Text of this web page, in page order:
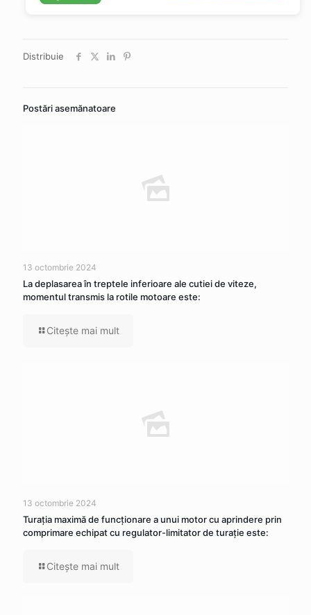
Distribuie
Postări asemănatoare
13 octombrie 2024
La deplasarea în treptele inferioare ale cutiei de viteze,
momentul transmis la rotile motoare este:
Citeşte mai mult
13 octombrie 2024
Turația maximă de funcționare a unui motor cu aprindere prin
comprimare echipat cu regulator-limitator de turație este:
Citeşte mai mult